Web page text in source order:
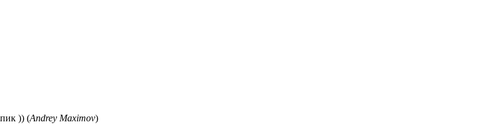
)) (Andrey Maximov)